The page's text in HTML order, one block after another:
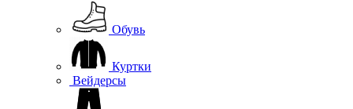
Обувь
Куртки
Вейдерсы